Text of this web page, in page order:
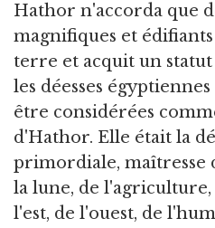
Hathor n'accorda que
magnifiques et
terre et acquit un statut
les déesses
être considérées
d'Hathor. Elle était la
primordiale, maîtresse
la lune, de
l'est, de l'ouest, de